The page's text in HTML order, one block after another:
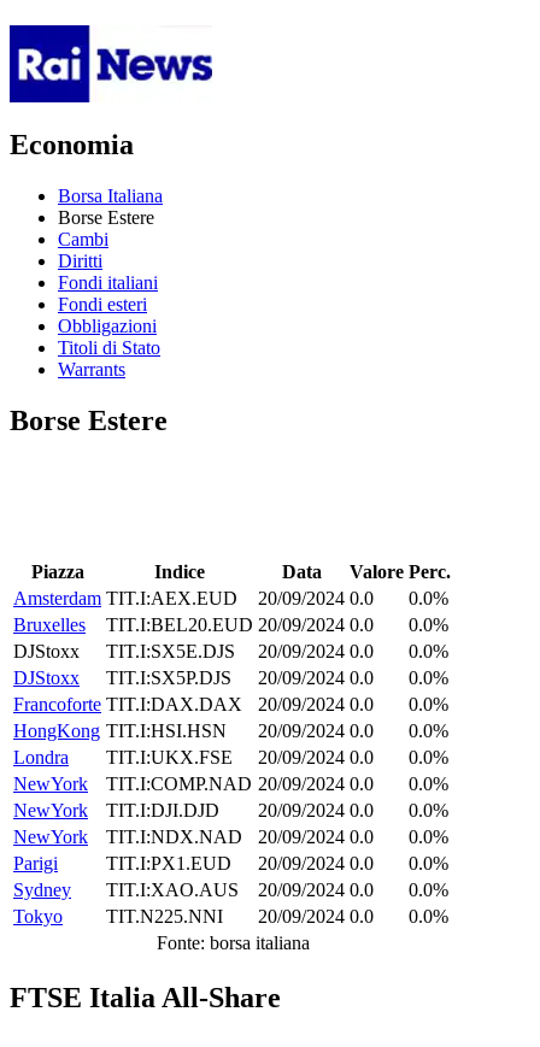
Economia
Borsa Italiana
Borse Estere
Cambi
Diritti
Fondi italiani
Fondi esteri
Obbligazioni
Titoli di Stato
Warrants
Borse Estere
Piazza Indice Data Valore Perc.
Amsterdam TIT.I:AEX.EUD 20/09/2024 0.0
0.0%
Bruxelles
TIT.I:BEL20.EUD 20/09/2024 0.0
0.0%
DJStoxx
TIT.I:SX5E.DJS 20/09/2024 0.0
0.0%
DJStoxx
TIT.I:SX5P.DJS 20/09/2024 0.0
0.0%
Francoforte TIT.I:DAX.DAX 20/09/2024 0.0
0.0%
HongKong TIT.I:HSI.HSN 20/09/2024 0.0
0.0%
Londra
TIT.I:UKX.FSE 20/09/2024 0.0
0.0%
NewYork
TIT.I:COMP.NAD 20/09/2024 0.0
0.0%
NewYork
TIT.I:DJI.DJD 20/09/2024 0.0
0.0%
NewYork
TIT.I:NDX.NAD 20/09/2024 0.0
0.0%
Parigi
TIT.I:PX1.EUD 20/09/2024 0.0
0.0%
Sydney
TIT.I:XAO.AUS 20/09/2024 0.0
0.0%
Tokyo
TIT.N225.NNI 20/09/2024 0.0
0.0%
Fonte: borsa italiana
FTSE Italia All-Share